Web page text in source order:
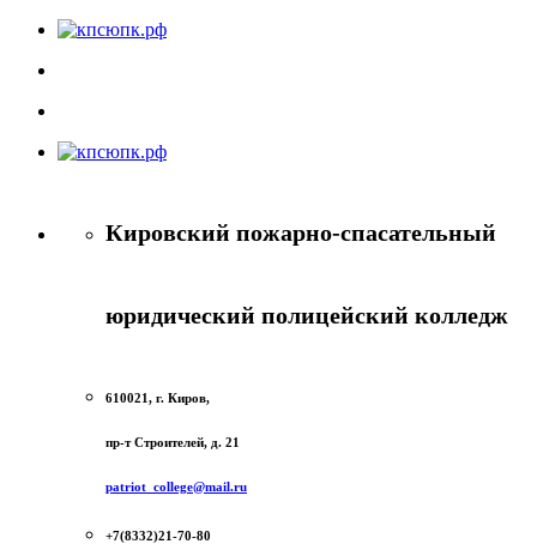
Кировский пожарно-спасательный
юридический полицейский колледж
610021, г. Киров,
пр-т Строителей, д. 21
patriot_college@mail.ru
+7(8332)21-70-80